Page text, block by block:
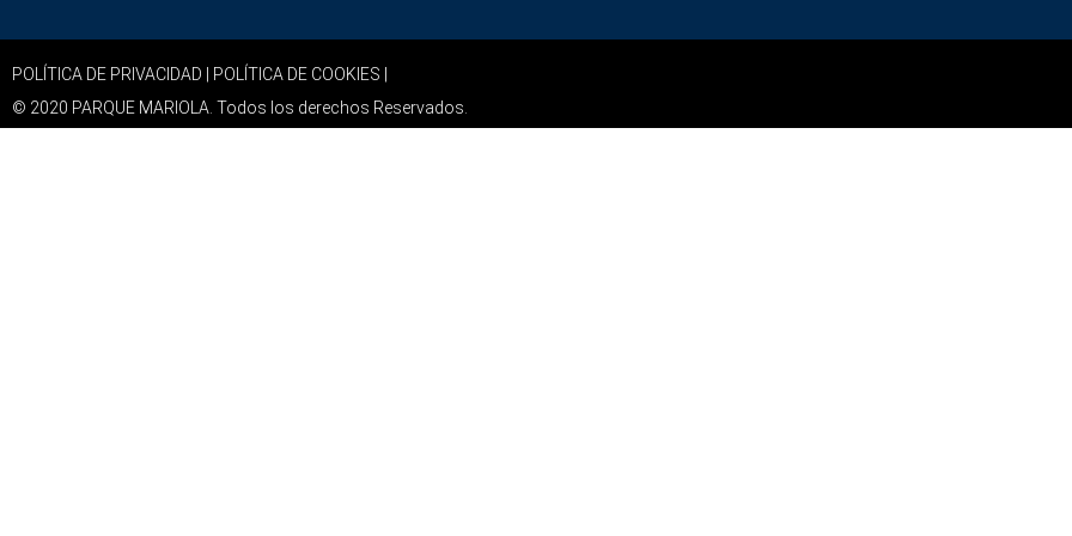
POLÍTICA DE PRIVACIDAD |
POLÍTICA DE COOKIES |
© 2020 PARQUE MARIOLA. Todos los derechos Reservados.